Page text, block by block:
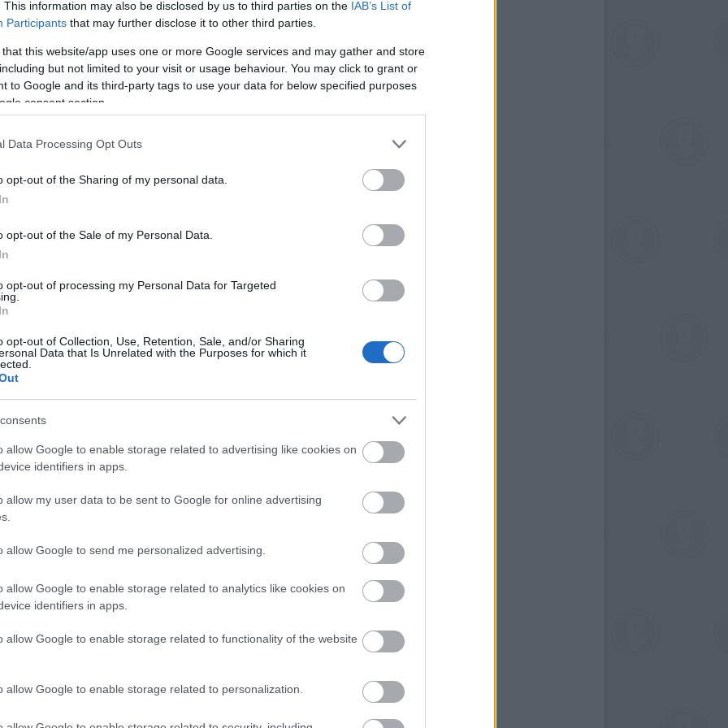
This information may also be disclosed by us to third parties on the IAB’s List of
Participants that may further disclose it to other third parties.
that this website/app uses one or more Google services and may gather and store
but not limited to your visit or usage behaviour. You may click to grant or
to Google and its third-party tags to use your data for below specified purposes
consent section.
Data Processing Opt Outs
opt-out of the Sharing of my personal data.
opt-out of the Sale of my Personal Data.
opt-out of processing my Personal Data for Targeted
opt-out of Collection, Use, Retention, Sale, and/or Sharing
Data that Is Unrelated with the Purposes for which it
allow Google to enable storage related to advertising like cookies on
identifiers in apps.
allow my user data to be sent to Google for online advertising
allow Google to send me personalized advertising.
allow Google to enable storage related to analytics like cookies on
identifiers in apps.
allow Google to enable storage related to functionality of the website
allow Google to enable storage related to personalization.
a Rádió RŐT tagjai (Fotó: Fekete Hajnal)
Pap Család pénteken? Tudsz adni egy kis
mint egy klasszikus színházi keretek közt
önmagunkat, improvizálunk, és behozunk
is részt vehet a darabban: szeretnénk,
adásban fontos szerepet kap majd
tagjává fogadtunk. Emellett a zene is
számokat átalakítunk, és új feldolgozásban
összetevő egyrészt a párbeszédes forma,
be a gondolatainkat. Másrészt viszont ezt a
és egy játékosabb irányba terelni az előadást.
előadásba a rádió?
helyszínen fenntartjuk, a másik kihívás, hogy a
adás. Készülünk olyan elemekkel, amelyek ezt
is bevonunk, hogy változatosabbá tegyük
Pap Család egy kis közösséget tud formálni.